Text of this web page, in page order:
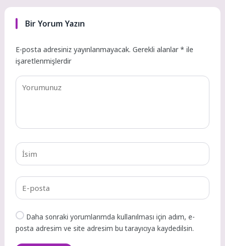
Bir Yorum Yazın
E-posta adresiniz yayınlanmayacak. Gerekli alanlar* ile
işaretlenmişlerdir
Daha sonraki yorumlarımda kullanılması için adım, e-
posta adresim ve site adresim bu tarayıcıya kaydedilsin.